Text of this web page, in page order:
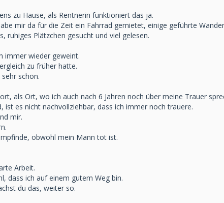
zu Hause, als Rentnerin funktioniert das ja.
mir da für die Zeit ein Fahrrad gemietet, einige geführte
ruhiges Plätzchen gesucht und viel gelesen.
immer wieder geweint.
zu früher hatte.
schön.
als Ort, wo ich auch nach 6 Jahren noch über meine Trauer
es nicht nachvollziehbar, dass ich immer noch trauere.
mir.
obwohl mein Mann tot ist.
Arbeit.
dass ich auf einem gutem Weg bin.
du das, weiter so.